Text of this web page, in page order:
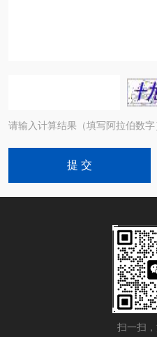
请输入计算结果（填写阿拉伯数
扫一扫